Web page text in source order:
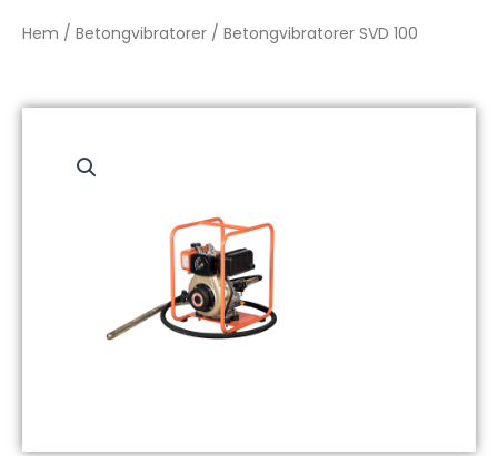
Hem / Betongvibratorer / Betongvibratorer SVD 100